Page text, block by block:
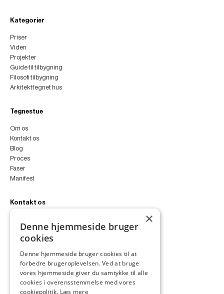
Kategorier
Priser
Viden
Projekter
Guide til tilbygning
Filosofi tilbygning
Arkitekttegnet hus
Tegnestue
Om os
Kontakt os
Blog
Proces
Faser
Manifest
Kontakt os
+45 4252 0011
VA11a
2300 København S
Instagram
LinkedIn
×
Denne hjemmeside bruger
cookies
Denne hjemmeside bruger cookies til at
forbedre brugeroplevelsen. Ved at bruge
vores hjemmeside giver du samtykke til alle
cookies i overensstemmelse med vores
cookiepolitik. Læs mere